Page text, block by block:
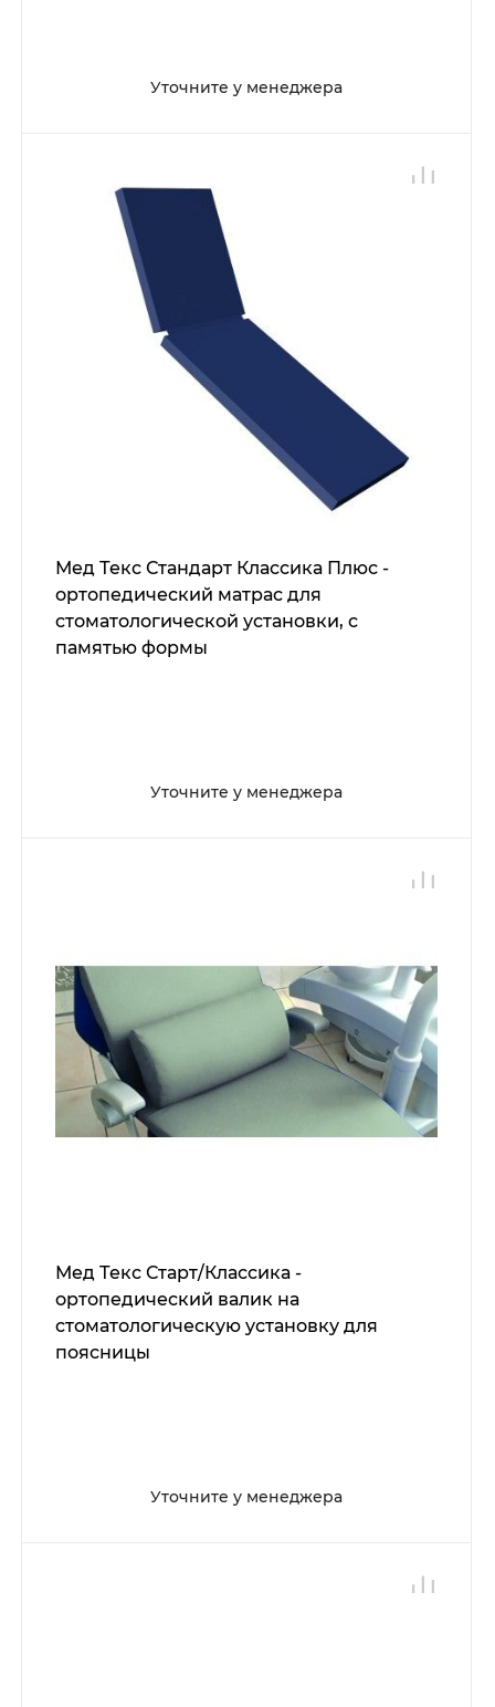
Уточните у менеджера
Мед Текс Стандарт Классика Плюс -
ортопедический матрас для
стоматологической установки, с
памятью формы
Уточните у менеджера
Мед Текс Старт/Классика -
ортопедический валик на
стоматологическую установку для
поясницы
Уточните у менеджера